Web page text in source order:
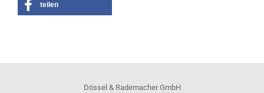
teilen
Dössel & Rademacher GmbH